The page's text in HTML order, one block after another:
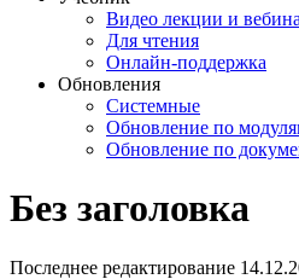
Видео лекции и
Для чтения
Онлайн-поддержка
Обновления
Системные
Обновление по
Обновление по
Без заголовка
Последнее редактирование